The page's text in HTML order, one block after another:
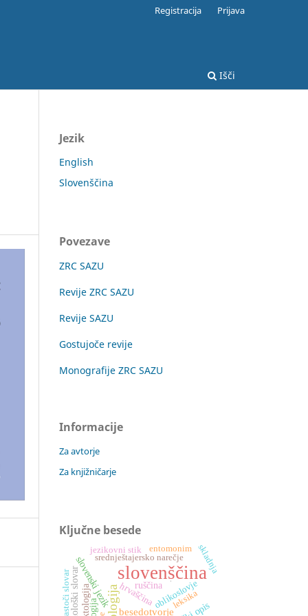
Išči
Registracija Prijava
Jezik
English
Slovenščina
Povezave
ZRC SAZU
Revije ZRC SAZU
Revije SAZU
Gostujoče revije
Monografije ZRC SAZU
Informacije
Za avtorje
Za knjižničarje
Ključne besede
slovenščina
besedotvorje
slovenski jezik .
hrvaščina
etimološki slovar ruščinaoblikoslovje
leksika
srednještajersko narečje
jezikovni stik skladnja
entomonim